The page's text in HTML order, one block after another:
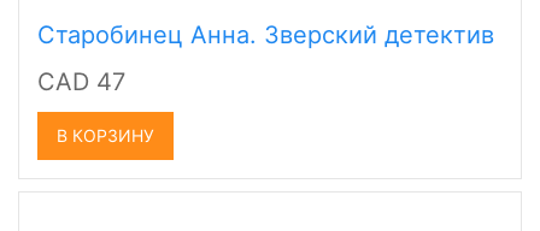
Старобинец Анна. Зверский детектив
CAD 47
В КОРЗИНУ